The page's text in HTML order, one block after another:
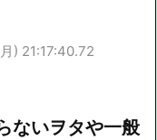
) 21:17:40.72
ないヲタや一般